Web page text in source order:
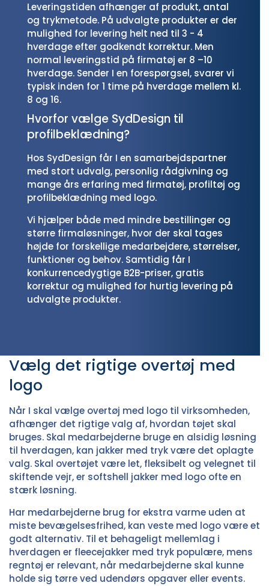
Leveringstiden afhænger af produkt, antal
og trykmetode. På udvalgte produkter er der
mulighed for levering helt ned til 3 - 4
hverdage efter godkendt korrektur. Men
normal leveringstid på firmatøj er 8 –10
hverdage. Sender I en forespørgsel, svarer vi
typisk inden for 1 time på hverdage mellem kl.
8 og 16.
Hvorfor vælge SydDesign til
profilbeklædning?
Hos SydDesign får I en samarbejdspartner
med stort udvalg, personlig rådgivning og
mange års erfaring med firmatøj, profiltøj og
profilbeklædning med logo.
Vi hjælper både med mindre bestillinger og
større firmaløsninger, hvor der skal tages
højde for forskellige medarbejdere, størrelser,
funktioner og behov. Samtidig får I
konkurrencedygtige B2B-priser, gratis
korrektur og mulighed for hurtig levering på
udvalgte produkter.
Vælg det rigtige overtøj med
logo
Når I skal vælge overtøj med logo til virksomheden,
afhænger det rigtige valg af, hvordan tøjet skal
bruges. Skal medarbejderne bruge en alsidig løsning
til hverdagen, kan jakker med trykvære det oplagte
valg. Skal overtøjet være let, fleksibelt og velegnet til
skiftende vejr, er softshell jakker med logo ofte en
stærk løsning.
Har medarbejderne brug for ekstra varme uden at
miste bevægelsesfrihed, kan veste med logovære et
godt alternativ. Til et behageligt mellemlag i
hverdagen er fleecejakker med tryk populære, mens
regntøj er relevant, når medarbejderne skal kunne
holde sig tørre ved udendørs opgaver eller events.